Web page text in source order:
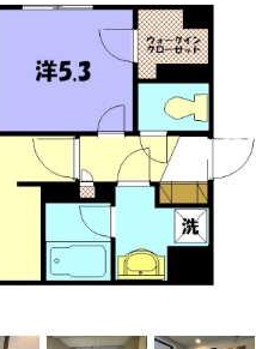
？